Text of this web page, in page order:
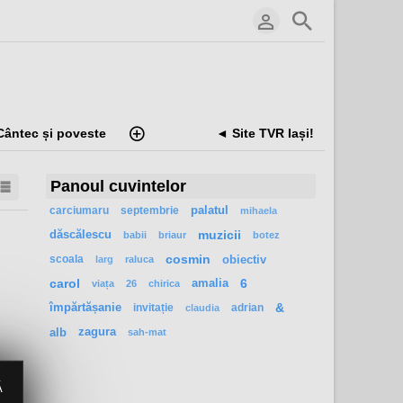
și poveste ◄ Site TVR Iași!
Panoul cuvintelor
carciumaru septembrie palatul mihaela
dăscălescu babii briaur muzicii botez
scoala larg raluca cosmin
obiectiv
carol
viața 26 chirica amalia 6
împărtășanie invitație claudia adrian
&
alb
zagura sah-mat